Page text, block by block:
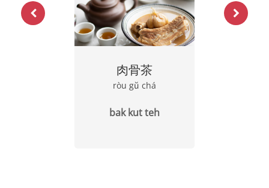
肉骨茶
ròu gŭ chá
bak kut teh